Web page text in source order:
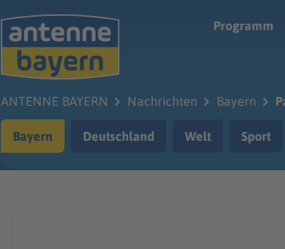
Programm
ANTENNE BAYERN Nachrichten Bayern
Bayern Deutschland Welt Sport